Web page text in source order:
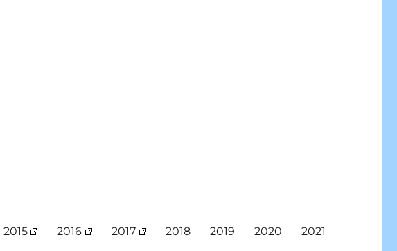
2015 2016 2017 2018 2019 2020 2021